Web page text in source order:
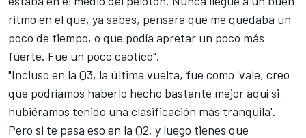
ritmo en el que, ya sabes, pensara que me quedaba un
poco de tiempo, o que podía apretar un poco más
fuerte. Fue un poco caótico".
"Incluso en la Q3, la última vuelta, fue como 'vale, creo
que podríamos haberlo hecho bastante mejor aquí si
hubiéramos tenido una clasificación más tranquila'.
Pero si te pasa eso en la Q2, y luego tienes que